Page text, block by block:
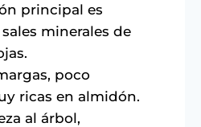
principal es
minerales de
poco
ricas en almidón.
al árbol,